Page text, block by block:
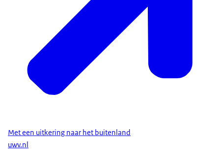
Met een uitkering naar het buitenland
uwv.nl